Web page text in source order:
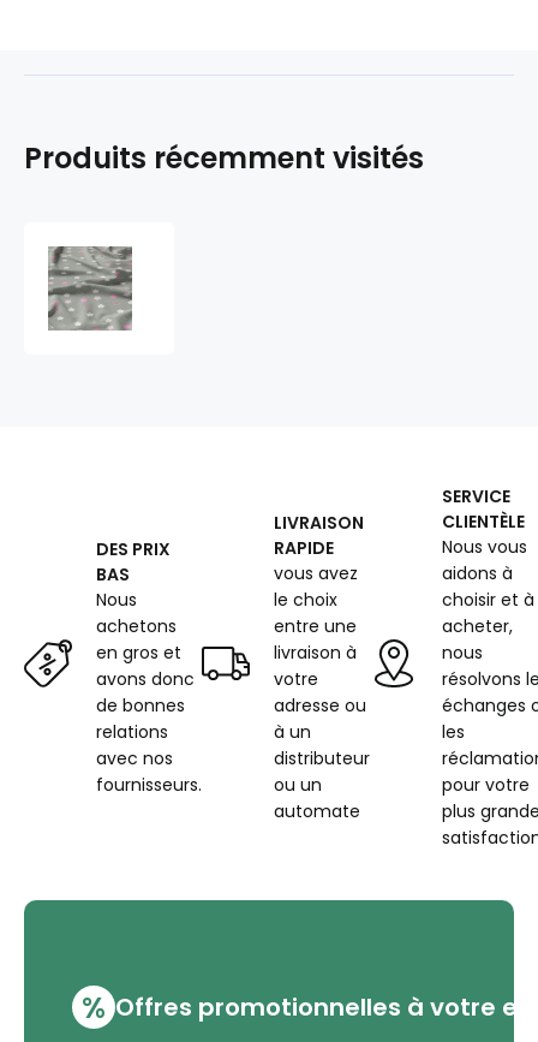
Produits récemment visités
DES PRIX
BAS
Nous
achetons
en gros et
avons donc
de bonnes
relations
avec nos
fournisseurs.
LIVRAISON
RAPIDE
vous avez
le choix
entre une
livraison à
votre
adresse ou
à un
distributeur
ou un
automate
SERVICE
CLIENTÈLE
Nous vous
aidons à
choisir et à
acheter,
nous
résolvons
échanges
les
pour votre
plus
% Offres promotionnelles à votre